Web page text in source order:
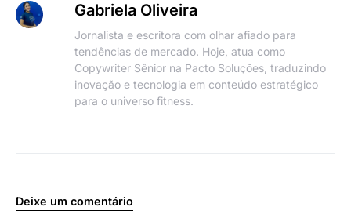
Gabriela Oliveira
Jornalista e escritora com olhar afiado para
tendências de mercado. Hoje, atua como
Copywriter Sênior na Pacto Soluções, traduzindo
inovação e tecnologia em conteúdo estratégico
para o universo fitness.
Deixe um comentário